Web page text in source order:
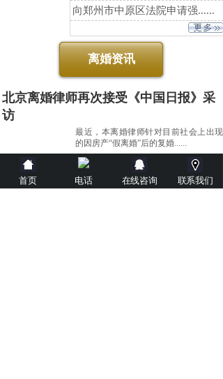
向郑州市中原区法院申请强......
离婚资讯
北京离婚律师再次接受《中国日报》采
访
最近，本离婚律师针对目前社会上出现
的因房产“假离婚”后的复婚......
首页 电话 在线咨询 联系我们